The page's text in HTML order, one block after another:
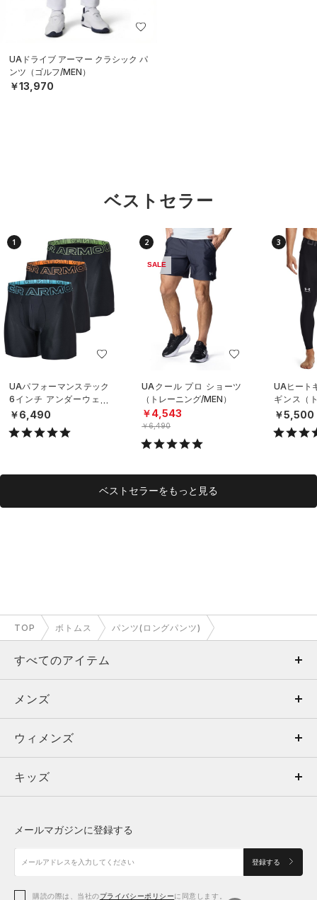
UAドライブ アーマー クラシック パ
ンツ（ゴルフ/MEN）
￥13,970
ベストセラー
1
UAパフォーマンステック
6インチ アンダーウェア
（3枚セット）（トレーニ
ング/MEN）
￥6,490
2
SALE
UAクール プロ ショーツ
（トレーニング/MEN）
￥4,543
￥6,490
3
UAヒート
ギンス（
EN）
￥5,500
ベストセラーをもっと見る
TOP ボトムス パンツ(ロングパンツ)
すべてのアイテム
メンズ
ウィメンズ
キッズ
アクセサリー
メンズ
トップス
ボトムス
アクセサリー
ウィメンズ
トップス
シューズ
アクセサリー
キッズ
シューズ
メールマガジンに登録する
登録する
購読の際は、当社のプライバシーポリシーに同意します。